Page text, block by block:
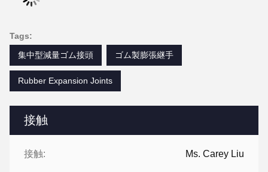
接触
接触: Ms. Carey Liu
Tags:
集中型減量ゴム接頭
ゴム製膨張継手
Rubber Expansion Joints